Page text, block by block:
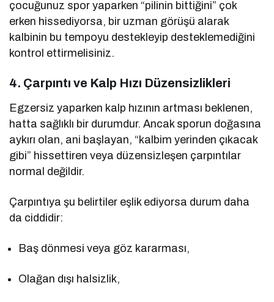
çocuğunuz spor yaparken “pilinin bittiğini” çok
erken hissediyorsa, bir uzman görüşü alarak
kalbinin bu tempoyu destekleyip desteklemediğini
kontrol ettirmelisiniz.
4. Çarpıntı ve Kalp Hızı Düzensizlikleri
Egzersiz yaparken kalp hızının artması beklenen,
hatta sağlıklı bir durumdur. Ancak sporun doğasına
aykırı olan, ani başlayan, “kalbim yerinden çıkacak
gibi” hissettiren veya düzensizleşen çarpıntılar
normal değildir.
Çarpıntıya şu belirtiler eşlik ediyorsa durum daha
da ciddidir:
Baş dönmesi veya göz kararması,
Olağan dışı halsizlik,